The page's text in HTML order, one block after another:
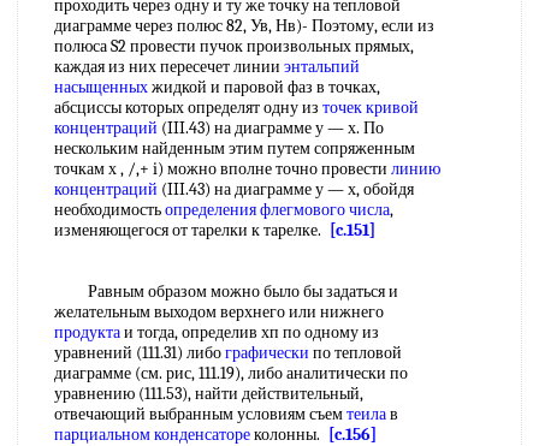
проходить через одну и ту же точку на тепловой
диаграмме через полюс 82, Ув, Нв)- Поэтому, если из
полюса S2 провести пучок произвольных прямых,
каждая из них пересечет линии энтальпий
насыщенныхжидкой и паровой фаз в точках,
абсциссы которых определят одну из точек кривой
концентраций (III.43) на диаграмме у — х. По
нескольким найденным этим путем сопряженным
точкам х , /,+ i) можно вполне точно провести линию
концентраций (III.43) на диаграмме у — х, обойдя
необходимостьопределения флегмового числа,
изменяющегося от тарелки к тарелке.
[c.151]
Равным образом можно было бы задаться и
желательным выходом верхнего или нижнего
продуктаи тогда, определив хп по одному из
уравнений (111.31) либографически по тепловой
диаграмме (см. рис, 111.19), либо аналитически по
уравнению (111.53), найти действительный,
отвечающий выбранным условиям съемтеилав
парциальном конденсатореколонны.
[c.156]